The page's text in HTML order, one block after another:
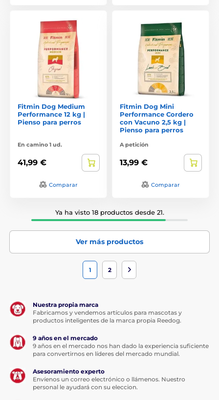
Fitmin Dog Medium
Performance 12 kg |
Pienso para perros
En camino 1 ud.
41,99 €
Comparar
Fitmin Dog Mini
Performance Cordero
con Vacuno 2,5 kg |
Pienso para perros
A petición
13,99 €
Comparar
Ya ha visto 18 productos desde 21.
Ver más productos
1 2
Nuestra propia marca
Fabricamos y vendemos artículos para mascotas y
productos inteligentes de la marca propia Reedog.
9 años en el mercado
9 años en el mercado nos han dado la experiencia suficiente
para convertirnos en líderes del mercado mundial.
Asesoramiento experto
Envíenos un correo electrónico o llámenos. Nuestro
personal le ayudará con su eleccion.